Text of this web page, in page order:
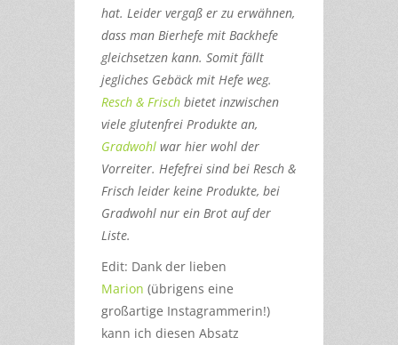
hat. Leider vergaß er zu erwähnen,
dass man Bierhefe mit Backhefe
gleichsetzen kann. Somit fällt
jegliches Gebäck mit Hefe weg.
Resch & Frisch bietet inzwischen
viele glutenfrei Produkte an,
Gradwohl war hier wohl der
Vorreiter. Hefefrei sind bei Resch &
Frisch leider keine Produkte, bei
Gradwohl nur ein Brot auf der
Liste.
Edit: Dank der lieben
Marion (übrigens eine
großartige Instagrammerin!)
kann ich diesen Absatz